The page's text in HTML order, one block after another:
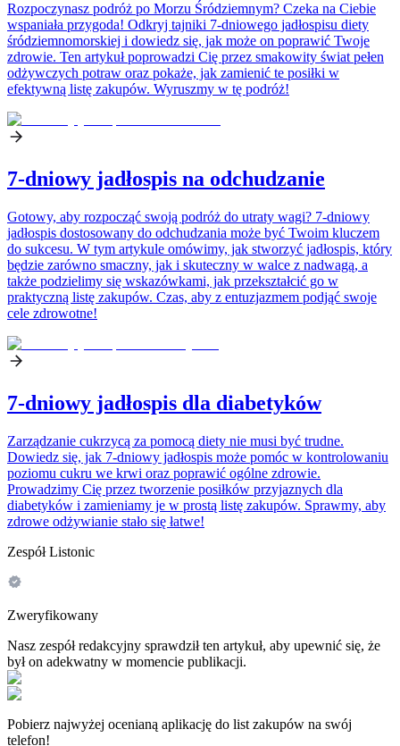
Rozpoczynasz podróż po Morzu Śródziemnym? Czeka na Ciebie
wspaniała przygoda! Odkryj tajniki 7-dniowego jadłospisu diety
śródziemnomorskiej i dowiedz się, jak może on poprawić Twoje
zdrowie. Ten artykuł poprowadzi Cię przez smakowity świat pełen
odżywczych potraw oraz pokaże, jak zamienić te posiłki w
efektywną listę zakupów. Wyruszmy w tę podróż!
7-dniowy jadłospis na odchudzanie
Gotowy, aby rozpocząć swoją podróż do utraty wagi? 7-dniowy
jadłospis dostosowany do odchudzania może być Twoim kluczem
do sukcesu. W tym artykule omówimy, jak stworzyć jadłospis, który
będzie zarówno smaczny, jak i skuteczny w walce z nadwagą, a
także podzielimy się wskazówkami, jak przekształcić go w
praktyczną listę zakupów. Czas, aby z entuzjazmem podjąć swoje
cele zdrowotne!
7-dniowy jadłospis dla diabetyków
Zarządzanie cukrzycą za pomocą diety nie musi być trudne.
Dowiedz się, jak 7-dniowy jadłospis może pomóc w kontrolowaniu
poziomu cukru we krwi oraz poprawić ogólne zdrowie.
Prowadzimy Cię przez tworzenie posiłków przyjaznych dla
diabetyków i zamieniamy je w prostą listę zakupów. Sprawmy, aby
zdrowe odżywianie stało się łatwe!
Zespół Listonic
Zweryfikowany
Nasz zespół redakcyjny sprawdził ten artykuł, aby upewnić się, że
był on adekwatny w momencie publikacji.
Pobierz najwyżej ocenianą aplikację do list zakupów na swój
telefon!